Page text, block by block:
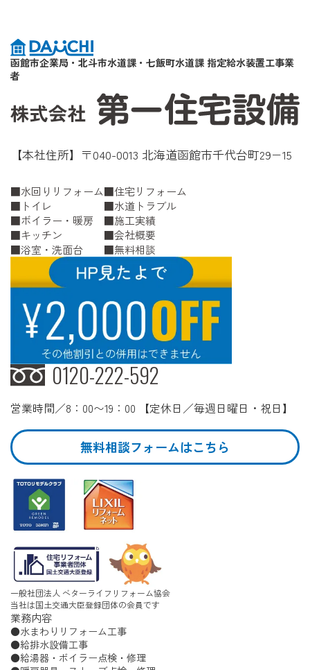
函館市企業局・北斗市水道課・七飯町水道課 指定給水装置工事業
者
【本社住所】〒040-0013 北海道函館市千代台町29−15
水回りリフォーム
トイレ
ボイラー・暖房
キッチン
浴室・洗面台
住宅リフォーム
水道トラブル
施工実績
会社概要
無料相談
0120-222-592
営業時間／8：00〜19：00 【定休日／毎週日曜日・祝日】
無料相談フォームはこちら
一般社団法人 ベターライフリフォーム協会
当社は国土交通大臣登録団体の会員です
業務内容
水まわりリフォーム工事
給排水設備工事
給湯器・ボイラー点検・修理